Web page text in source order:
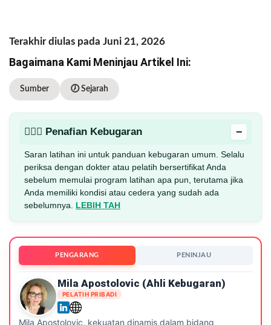
Terakhir diulas pada Juni 21, 2026
Bagaimana Kami Meninjau Artikel Ini:
Sumber 🕖 Sejarah
🏋🏻‍♂️ Penafian Kebugaran −
Saran latihan ini untuk panduan kebugaran umum. Selalu
periksa dengan dokter atau pelatih bersertifikat Anda
sebelum memulai program latihan apa pun, terutama jika
Anda memiliki kondisi atau cedera yang sudah ada
sebelumnya. LEBIH TAH
PENGARANG PENINJAU
Mila Apostolovic (ahli Kebugaran)
PELATIH PRIBADI
Mila Apostolovic, kekuatan dinamis dalam bidang